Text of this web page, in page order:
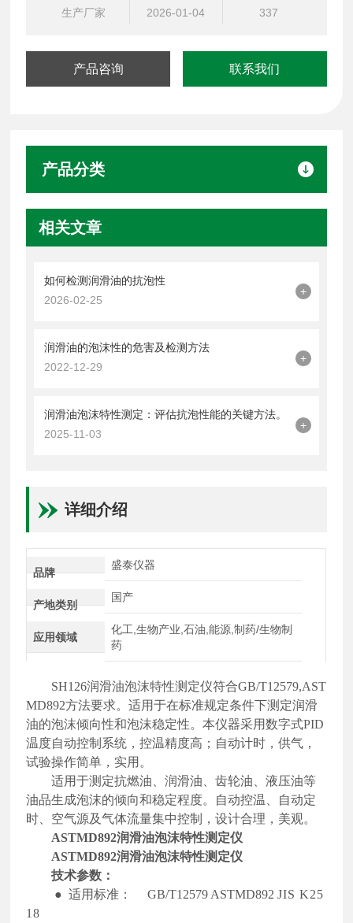
泡沫的倾向和稳定程度。自动控温、自动定时、空气源及
生产厂家
2026-01-04
337
产品咨询 联系我们
产品分类
相关文章
如何检测润滑油的抗泡性
2026-02-25
+
润滑油的泡沫性的危害及检测方法
2022-12-29
+
润滑油泡沫特性测定：评估抗泡性能的关键方法。
2025-11-03
+
详细介绍
品牌
盛泰仪器
产地类别
国产
应用领域
化工,生物产业,石油,能源,制药/生物制
药
SH126润滑油泡沫特性测定仪符合GB/T12579,AST
MD892方法要求。适用于在标准规定条件下测定润滑
油的泡沫倾向性和泡沫稳定性。本仪器采用数字式PID
温度自动控制系统，控温精度高；自动计时，供气，
试验操作简单，实用。
适用于测定抗燃油、润滑油、齿轮油、液压油等
油品生成泡沫的倾向和稳定程度。自动控温、自动定
时、空气源及气体流量集中控制，设计合理，美观。
ASTMD892润滑油泡沫特性测定仪
ASTMD892润滑油泡沫特性测定仪
技术参数：
● 适用标准： GB/T12579 ASTMD892 JIS K25
18